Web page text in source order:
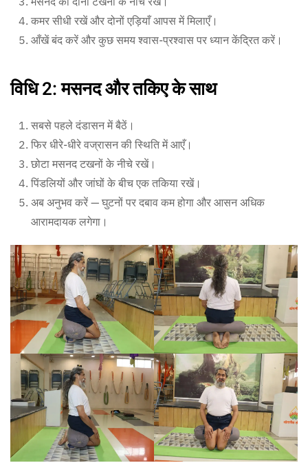
कमर सीधी रखें और दोनों एड़ियाँ आपस में मिलाएँ।
आँखें बंद करें और कुछ समय श्वास-प्रश्वास पर ध्यान केंद्रित करें।
विधि 2: मसनद और तकिए के साथ
सबसे पहले दंडासन में बैठें।
फिर धीरे-धीरे वज्रासन की स्थिति में आएँ।
छोटा मसनद टखनों के नीचे रखें।
पिंडलियों और जांघों के बीच एक तकिया रखें।
अब अनुभव करें — घुटनों पर दबाव कम होगा और आसन अधिक
आरामदायक लगेगा।